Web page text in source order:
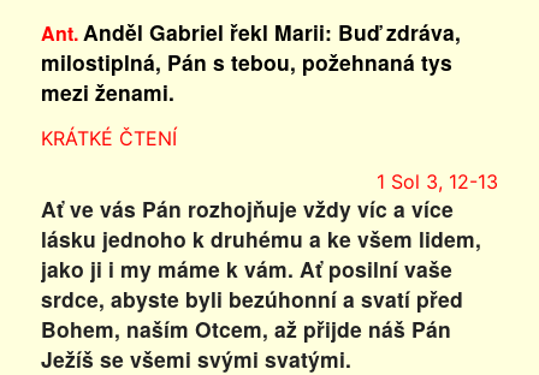
Ant.Anděl Gabriel řekl Marii: Buď zdráva,
milostiplná, Pán s tebou, požehnaná tys
mezi ženami.
KRÁTKÉ ČTENÍ
1 Sol 3, 12-13
Ať ve vás Pán rozhojňuje vždy víc a více
lásku jednoho k druhému a ke všem lidem,
jako ji i my máme k vám. Ať posilní vaše
srdce, abyste byli bezúhonní a svatí před
Bohem, naším Otcem, až přijde náš Pán
Ježíš se všemi svými svatými.